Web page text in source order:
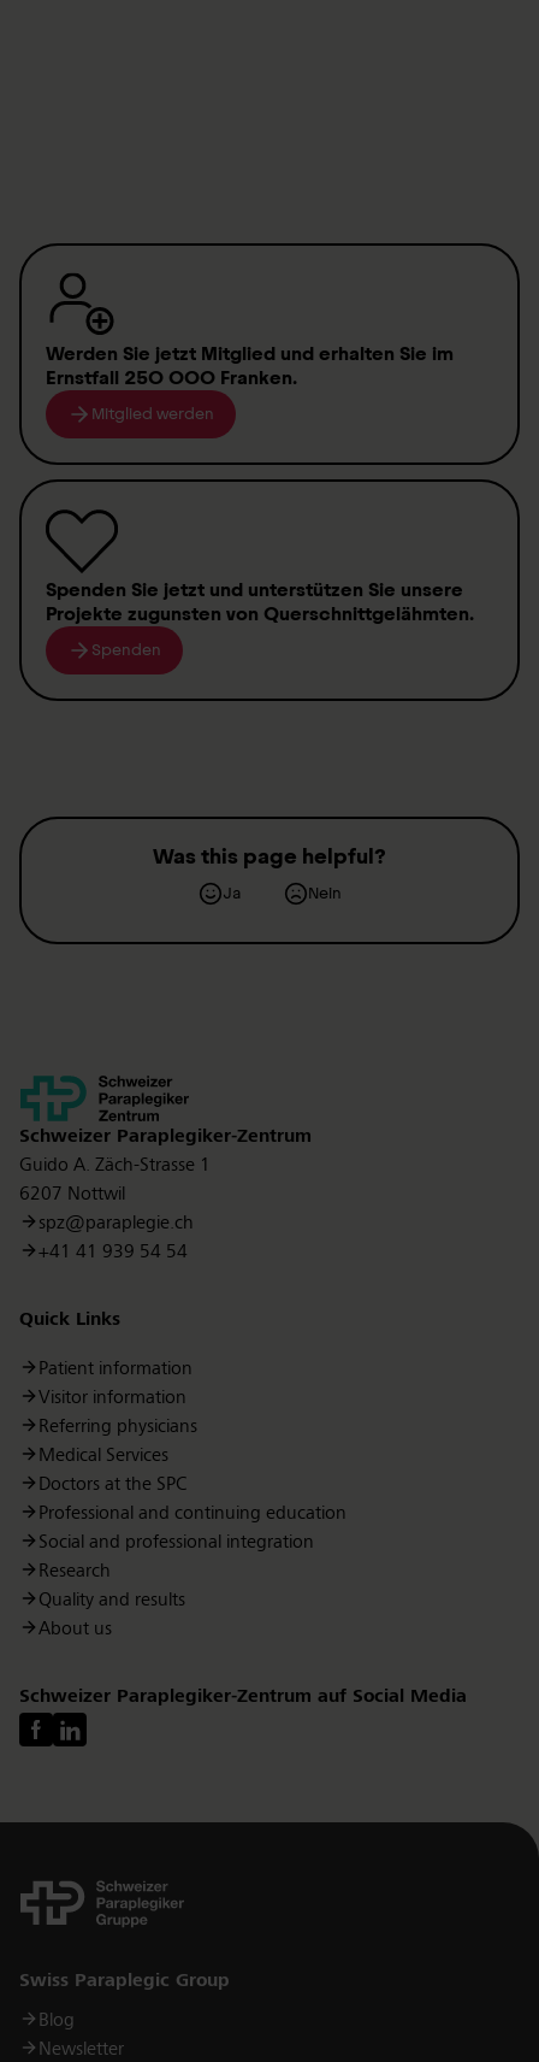
Werden Sie jetzt Mitglied und erhalten Sie im
Ernstfall 250 000 Franken.
Mitglied werden
Spenden Sie jetzt und unterstützen Sie unsere
Projekte zugunsten von Querschnittgelähmten.
Spenden
Was this page helpful?
Ja Nein
Kontakt
Schweizer Paraplegiker-Zentrum
Guido A. Zäch-Strasse 1
6207 Nottwil
spz@paraplegie.ch
+41 41 939 54 54
Quick Links
Patient information
Visitor information
Referring physicians
Medical Services
Doctors at the SPC
Professional and continuing education
Social and professional integration
Research
Quality and results
About us
Schweizer Paraplegiker-Zentrum auf Social Media
Links
Swiss Paraplegic Group
Blog
Newsletter